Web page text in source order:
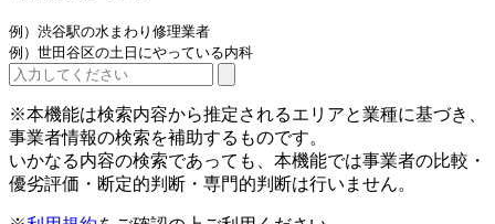
例）渋谷駅の水まわり修理業者
例）世田谷区の土日にやっている内科
※本機能は検索内容から推定されるエリアと業種に基づき、
事業者情報の検索を補助するものです。
いかなる内容の検索であっても、本機能では事業者の比較・
優劣評価・断定的判断・専門的判断は行いません。